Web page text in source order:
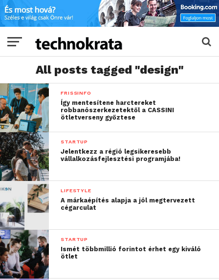
All posts tagged "design"
FRISSINFO
Így mentesítene harctereket
robbanószerkezetektől a CASSINI
ötletverseny győztese
STARTUP
Jelentkezz a régió legsikeresebb
vállalkozásfejlesztési programjába!
LIFESTYLE
A márkaépítés alapja a jól megtervezett
cégarculat
STARTUP
Ismét többmillió forintot érhet egy kiváló
ötlet